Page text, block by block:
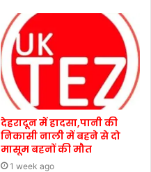
देहरादून में हादसा,पानी की
निकासी नाली में बहने से दो
मासूम बहनों की मौत
1 week ago